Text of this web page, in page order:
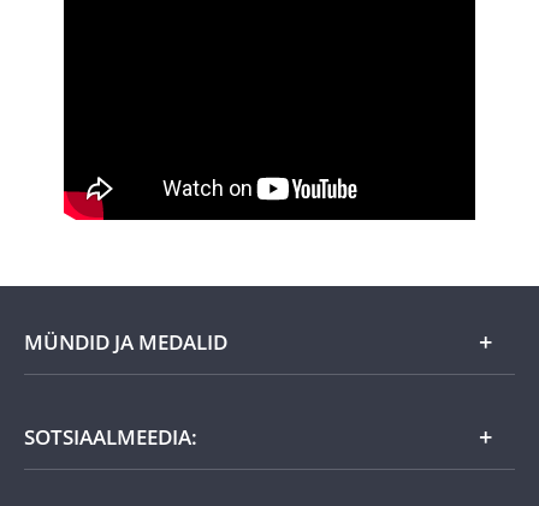
MÜNDID JA MEDALID
Kingiideed
SOTSIAALMEEDIA: